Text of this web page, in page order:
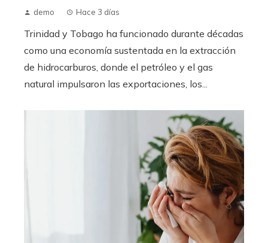
demo Hace 3 días
Trinidad y Tobago ha funcionado durante décadas
como una economía sustentada en la extracción
de hidrocarburos, donde el petróleo y el gas
natural impulsaron las exportaciones, los...